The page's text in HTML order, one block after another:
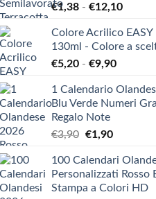
€1,38 - €12,10Fascia
prezzo:
da
€12,10
Colore Acrilico
130ml - Colore a
€5,20 - €9,90Fascia
prezzo:
da
1 Calendario
Blu Verde Numeri
Regalo Note
€3,90 Il
originale
era:
€3,90.
€1,90Il
attuale
è:
€1,90.
100 Calendari
Personalizzati Rosso
Stampa a Colori HD